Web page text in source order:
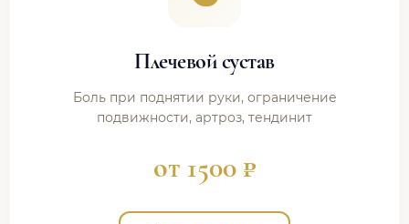
Плечевой сустав
Боль при поднятии руки, ограничение
подвижности, артроз, тендинит
от 1500 ₽